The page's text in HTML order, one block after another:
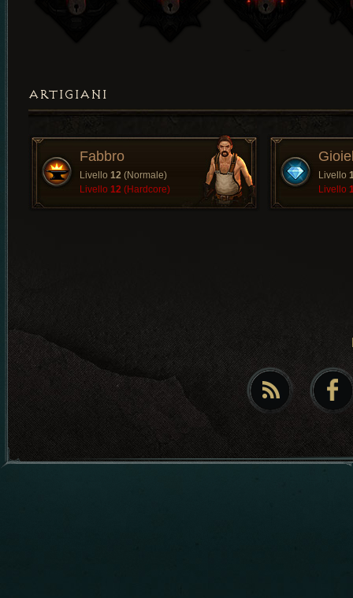
ARTIGIANI
Fabbro
Livello 12 (Normale)
Livello 12 (Hardcore)
Livello
Livello